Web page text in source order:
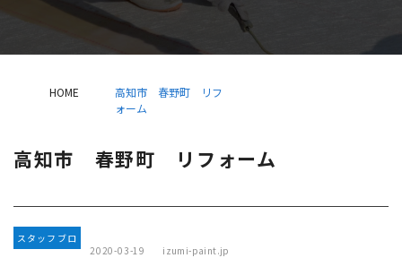
HOME
高知市 春野町 リフ
ォーム
高知市 春野町 リフォーム
スタッフブロ
2020-03-19 izumi-paint.jp